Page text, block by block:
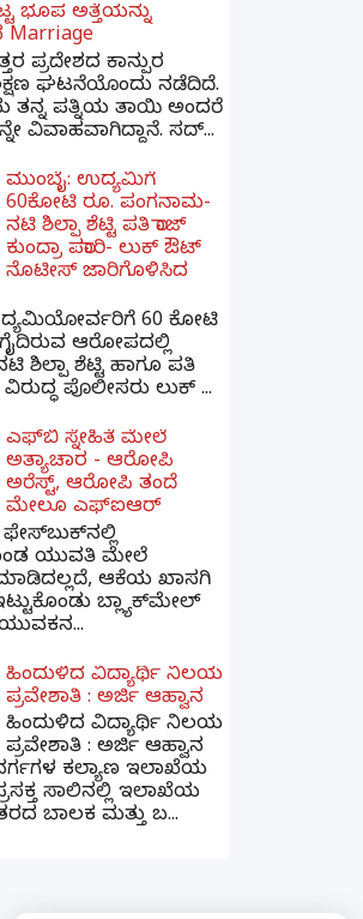
ಭೂಪ ಅತ್ತೆಯನ್ನು
ಪ್ರದೇಶದ ಕಾನ್ಪುರ
ಘಟನೆಯೊಂದು ನಡೆದಿದೆ.
ತನ್ನ ಪತ್ನಿಯ ತಾಯಿ ಅಂದರೆ
ವಿವಾಹವಾಗಿದ್ದಾನೆ. ಸದ್...
ಮುಂಬೈ: ಉದ್ಯಮಿಗೆ
60ಕೋಟಿ ರೂ. ಪಂಗನಾಮ-
ನಟಿ ಶಿಲ್ಪಾ ಶೆಟ್ಟಿ ಪತಿ ರಾಜ್
ಕುಂದ್ರಾ ಪರಾರಿ- ಲುಕ್ ಔಟ್
ನೊಟೀಸ್ ಜಾರಿಗೊಳಿಸಿದ
60 ಕೋಟಿ
ಆರೋಪದಲ್ಲಿ
ಶಿಲ್ಪಾ ಶೆಟ್ಟಿ ಹಾಗೂ ಪತಿ
ವಿರುದ್ಧ ಪೊಲೀಸರು ಲುಕ್ ...
ಎಫ್‌ಬಿ ಸ್ನೇಹಿತೆ ಮೇಲೆ
ಅತ್ಯಾಚಾರ - ಆರೋಪಿ
ಅರೆಸ್ಟ್, ಆರೋಪಿ ತಂದೆ
ಮೇಲೂ ಎಫ್ಐಆರ್
ಯುವತಿ ಮೇಲೆ
ಆಕೆಯ ಖಾಸಗಿ
ಬ್ಲ್ಯಾಕ್‌ಮೇಲ್
ಯುವಕನ...
ಹಿಂದುಳಿದ ವಿದ್ಯಾರ್ಥಿ ನಿಲಯ
ಪ್ರವೇಶಾತಿ : ಅರ್ಜಿ ಆಹ್ವಾನ
ಹಿಂದುಳಿದ ವಿದ್ಯಾರ್ಥಿ ನಿಲಯ
ಪ್ರವೇಶಾತಿ : ಅರ್ಜಿ ಆಹ್ವಾನ
ಕಲ್ಯಾಣ ಇಲಾಖೆಯ
ಸಾಲಿನಲ್ಲಿ ಇಲಾಖೆಯ
ಬಾಲಕ ಮತ್ತು ಬ...